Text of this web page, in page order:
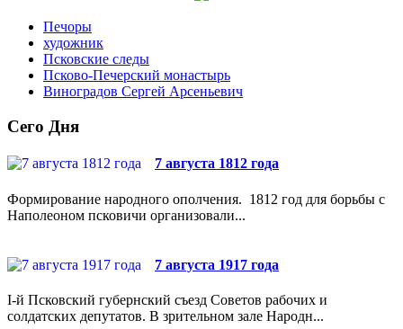
Печоры
художник
Псковские следы
Псково-Печерский монастырь
Виноградов Сергей Арсеньевич
Сего Дня
7 августа 1812 года
Формирование народного ополчения. 1812 год для борьбы с
Наполеоном псковичи организовали...
7 августа 1917 года
I-й Псковский губернский съезд Советов рабочих и
солдатских депутатов. В зрительном зале Народн...